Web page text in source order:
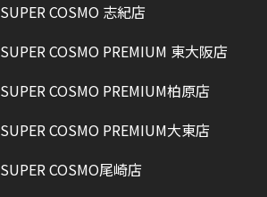
SUPER COSMO 志紀店
SUPER COSMO PREMIUM 東大阪店
SUPER COSMO PREMIUM柏原店
SUPER COSMO PREMIUM大東店
SUPER COSMO尾崎店